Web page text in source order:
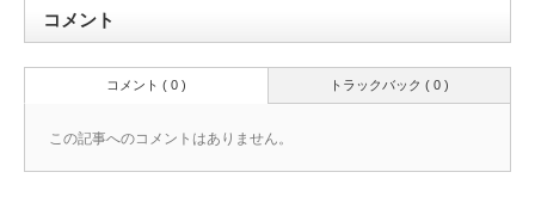
コメント
トラックバック ( 0 )
コメント ( 0 )
この記事へのコメントはありません。